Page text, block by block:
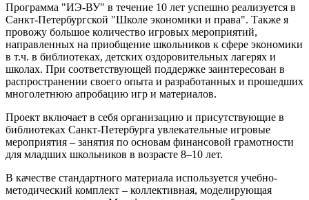
Программа "ИЭ-ВУ" в течение 10 лет успешно реализуется в
Санкт-Петербургской "Школе экономики и права". Также я
провожу большое количество игровых мероприятий,
направленных на приобщение школьников к сфере экономики
в т.ч. в библиотеках, детских оздоровительных лагерях и
школах. При соответствующей поддержке заинтересован в
распространении своего опыта и разработанных и прошедших
многолетнюю апробацию игр и материалов.
Проект включает в себя организацию и присутствующие в
библиотеках Санкт-Петербурга увлекательные игровые
мероприятия – занятия по основам финансовой грамотности
для младших школьников в возрасте 8–10 лет.
В качестве стандартного материала используется учебно-
методический комплект – коллективная, моделирующая